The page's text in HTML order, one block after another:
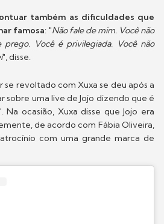
também as dificuldades que
famosa: "Não fale de mim. Você não
prego. Você é privilegiada. Você não
", disse.
revoltado com Xuxa se deu após a
sobre uma live de Jojo dizendo que é
Na ocasião, Xuxa disse que Jojo era
de acordo com Fábia Oliveira,
com uma grande marca de